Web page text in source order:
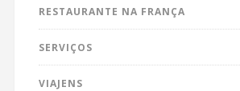
RESTAURANTE NA FRANÇA
SERVIÇOS
VIAJENS